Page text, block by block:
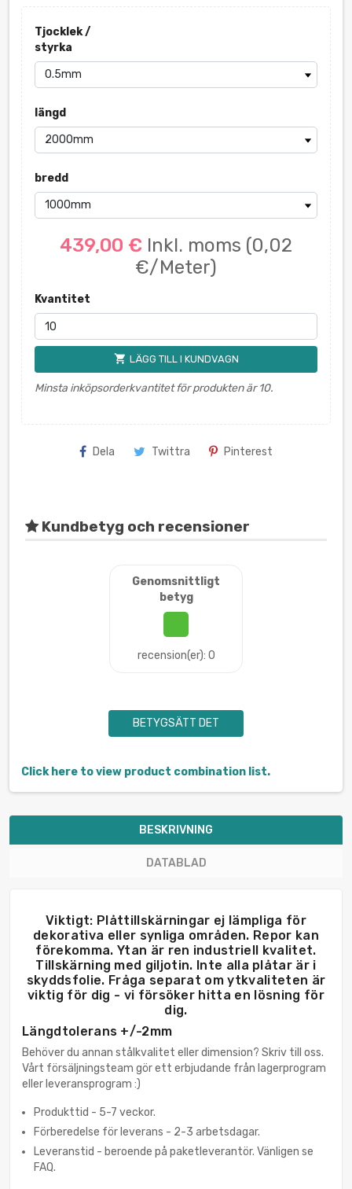
Tjocklek /
styrka
längd
bredd
439,00 € Inkl. moms (0,02
€/Meter)
Kvantitet
shopping_cart LÄGG TILL I KUNDVAGN
Minsta inköpsorderkvantitet för produkten är 10.
Dela Twittra Pinterest
Kundbetyg och recensioner
Genomsnittligt
betyg
recension(er): 0
BETYGSÄTT DET
Click here to view product combination list.
BESKRIVNING
DATABLAD
Viktigt: Plåttillskärningar ej lämpliga för
dekorativa eller synliga områden. Repor kan
förekomma. Ytan är ren industriell kvalitet.
Tillskärning med giljotin. Inte alla plåtar är i
skyddsfolie. Fråga separat om ytkvaliteten är
viktig för dig - vi försöker hitta en lösning för
dig.
Längdtolerans +/-2mm
Behöver du annan stålkvalitet eller dimension? Skriv till oss.
Vårt försäljningsteam gör ett erbjudande från lagerprogram
eller leveransprogram :)
Produkttid - 5-7 veckor.
Förberedelse för leverans - 2-3 arbetsdagar.
Leveranstid - beroende på paketleverantör. Vänligen se
FAQ.